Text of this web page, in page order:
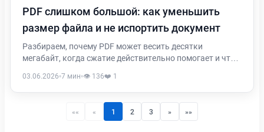
PDF слишком большой: как уменьшить
размер файла и не испортить документ
Разбираем, почему PDF может весить десятки
мегабайт, когда сжатие действительно помогает и что
03.06.2026•7 мин•👁️ 136❤️ 1
«« « 1 2 3 » »»